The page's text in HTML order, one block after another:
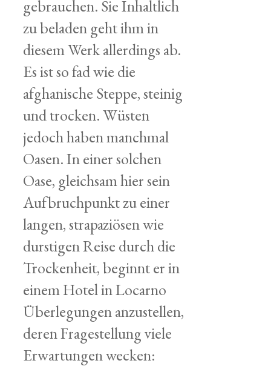
gebrauchen. Sie Inhaltlich
zu beladen geht ihm in
diesem Werk allerdings ab.
Es ist so fad wie die
afghanische Steppe, steinig
und trocken. Wüsten
jedoch haben manchmal
Oasen. In einer solchen
Oase, gleichsam hier sein
Aufbruchpunkt zu einer
langen, strapaziösen wie
durstigen Reise durch die
Trockenheit, beginnt er in
einem Hotel in Locarno
Überlegungen anzustellen,
deren Fragestellung viele
Erwartungen wecken: